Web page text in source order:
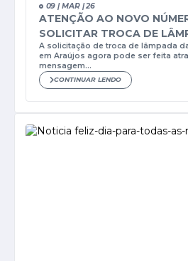
09 | MAR | 26
ATENÇÃO AO NOVO
SOLICITAR TROCA DE
A solicitação de troca de lâmpada
em Araújos agora pode ser feita
mensagem...
CONTINUAR LENDO